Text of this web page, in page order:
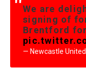
We are
signing of
Brentford
— Newcastle